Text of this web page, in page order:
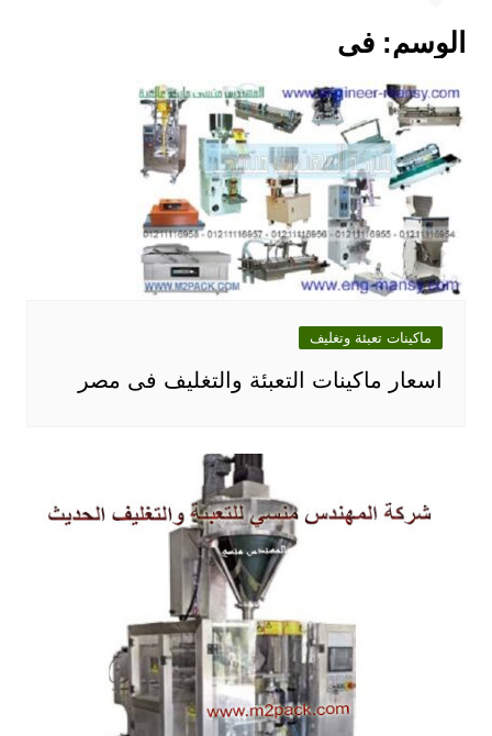
الوسم: فى
ماكينات تعبئة وتغليف
اسعار ماكينات التعبئة والتغليف فى مصر